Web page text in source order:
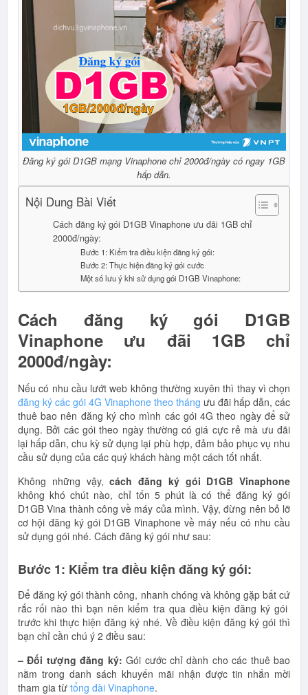
Đăng ký gói D1GB mạng Vinaphone chỉ 2000đ/ngày có ngay 1GB
hấp dẫn.
Nội Dung Bài Viết
Cách đăng ký gói D1GB Vinaphone ưu đãi 1GB chỉ
2000đ/ngày:
Bước 1: Kiểm tra điều kiện đăng ký gói:
Bước 2: Thực hiện đăng ký gói cước
Một số lưu ý khi sử dụng gói D1GB Vinaphone:
Cách đăng ký gói D1GB
Vinaphone ưu đãi 1GB chỉ
2000đ/ngày:
Nếu có nhu cầu lướt web không thường xuyên thì thay vì chọn
đăng ký các gói 4G Vinaphone theo tháng ưu đãi hấp dẫn, các
thuê bao nên đăng ký cho mình các gói 4G theo ngày để sử
dụng. Bởi các gói theo ngày thường có giá cực rẻ mà ưu đãi
lại hấp dẫn, chu kỳ sử dụng lại phù hợp, đảm bảo phục vụ nhu
cầu sử dụng của các quý khách hàng một cách tốt nhất.
Không những vậy,cách đăng ký gói D1GB Vinaphone
không khó chút nào, chỉ tốn 5 phút là có thể đăng ký gói
D1GB Vina thành công về máy của mình. Vậy, đừng nên bỏ lỡ
cơ hội đăng ký gói D1GB Vinaphone về máy nếu có nhu cầu
sử dụng gói nhé. Cách đăng ký gói như sau:
Bước 1: Kiểm tra điều kiện đăng ký gói:
Để đăng ký gói thành công, nhanh chóng và không gặp bất cứ
rắc rối nào thì bạn nên kiểm tra qua điều kiện đăng ký gói
trước khi thực hiện đăng ký nhé. Về điều kiện đăng ký gói thì
bạn chỉ cần chú ý 2 điều sau:
– Đối tượng đăng ký: Gói cước chỉ dành cho các thuê bao
nằm trong danh sách khuyến mãi nhận được tin nhắn mời
tham gia từ tổng đài Vinaphone.